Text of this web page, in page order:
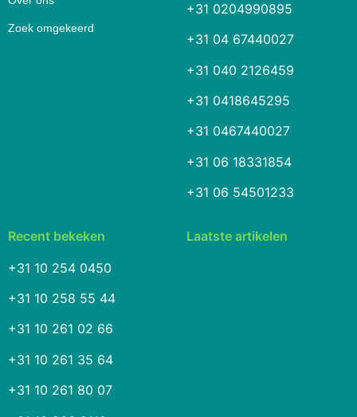
Zoek omgekeerd
+31 0204990895
+31 04 67440027
+31 040 2126459
+31 0418645295
+31 0467440027
+31 06 18331854
+31 06 54501233
Recent bekeken
+31 10 254 0450
+31 10 258 55 44
+31 10 261 02 66
+31 10 261 35 64
+31 10 261 80 07
Laatste artikelen